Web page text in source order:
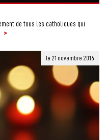
de tous les catholiques qui
>
le 21 novembre 2016